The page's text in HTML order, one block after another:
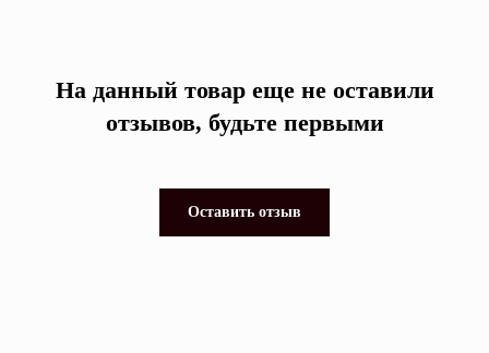
На данный товар еще не оставили
отзывов, будьте первыми
Оставить отзыв